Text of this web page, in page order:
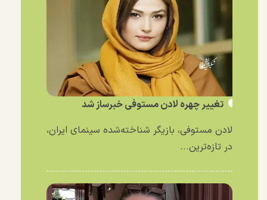
تغییر چهره لادن مستوفی خبرساز شد
لادن مستوفی، بازیگر شناخته‌شده سینمای ایران،
در تازه‌ترین...